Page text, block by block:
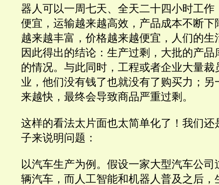
器人可以一周七天、全天二十四小时工作
便宜，运输越来越高效，产品成本不断下
越来越丰富，价格越来越便宜，人们的生
因此得出的结论：生产过剩，大批的产
的情况。与此同时，工程或者企业大量裁
业，他们没有钱了也就没有了购买力；另
来越快，最终会导致商品严重过剩。
这样的看法太片面也太简单化了！我们还
子来说明问题：
以汽车生产为例。假设一家大型汽车公司
辆汽车，而人工智能和机器人普及之后，